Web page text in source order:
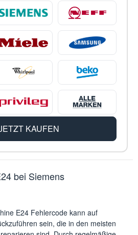
KAUFEN
bei Siemens
E24 Fehlercode kann auf
sein, die in den meisten